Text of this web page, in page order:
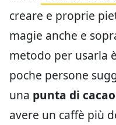
creare e proprie
magie anche e
metodo per usarla
poche persone
una punta di
avere un caffè più